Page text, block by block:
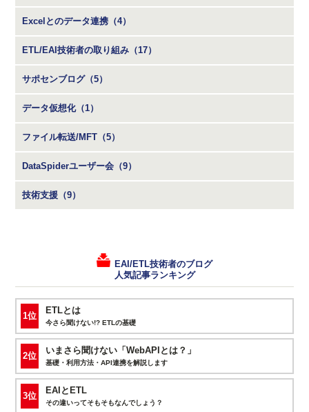
Excelとのデータ連携（4）
ETL/EAI技術者の取り組み（17）
サポセンブログ（5）
データ仮想化（1）
ファイル転送/MFT（5）
DataSpiderユーザー会（9）
技術支援（9）
EAI/ETL技術者のブログ
人気記事ランキング
1位
ETLとは
今さら聞けない!? ETLの基礎
2位
いまさら聞けない「WebAPIとは？」
基礎・利用方法・API連携を解説します
3位
EAIとETL
その違いってそもそもなんでしょう？